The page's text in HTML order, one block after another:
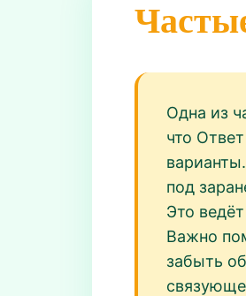
Одна из
что
под
Это
Важно
забыть